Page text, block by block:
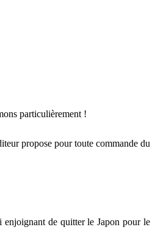
particulièrement !
propose pour toute commande du
enjoignant de quitter le Japon pour le